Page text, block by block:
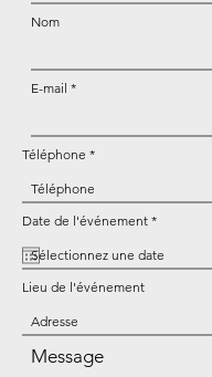
Nom
E-mail
Téléphone
Date de l'événement *r
u
i
Lieu de l'événement
Message